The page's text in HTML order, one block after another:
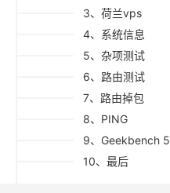
3、荷兰vps
4、系统信息
5、杂项测试
6、路由测试
7、路由掉包
8、PING
9、Geekbench 5
10、最后